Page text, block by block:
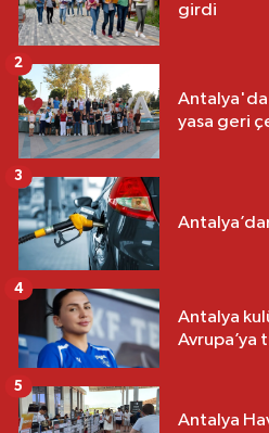
girdi
Antalya'da
yasa geri
2
3
Antalya
Avrupa’ya
4
Antalya
5